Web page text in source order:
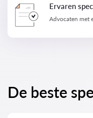
Ervaren
Advocaten met
De beste